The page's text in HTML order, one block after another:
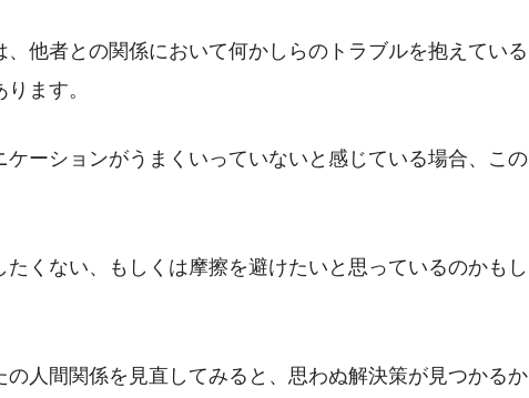
他者との関係において何かしらのトラブルを抱えている
ます。
ーションがうまくいっていないと感じている場合、この
たくない、もしくは摩擦を避けたいと思っているのかもし
の人間関係を見直してみると、思わぬ解決策が見つかるか